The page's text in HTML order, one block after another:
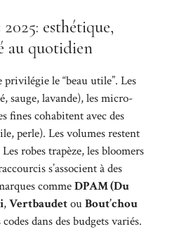
esthétique,
au quotidien
le “beau utile”. Les
sauge, lavande), les micro-
fines cohabitent avec des
perle). Les volumes restent
robes trapèze, les bloomers
s’associent à des
commeDPAM (Du
,VertbaudetouBout’chou
dans des budgets variés.